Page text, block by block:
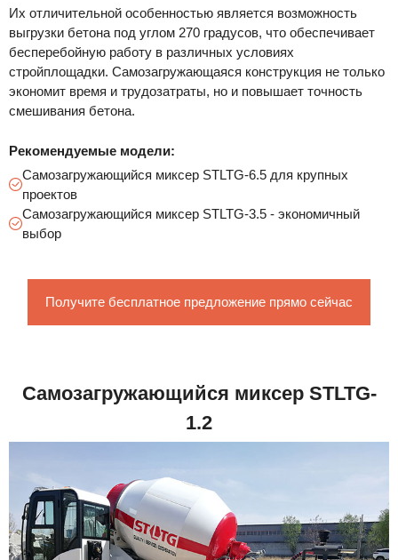
Их отличительной особенностью является возможность
выгрузки бетона под углом 270 градусов, что обеспечивает
бесперебойную работу в различных условиях
стройплощадки. Самозагружающаяся конструкция не только
экономит время и трудозатраты, но и повышает точность
смешивания бетона.
Рекомендуемые модели:
Самозагружающийся миксер STLTG-6.5 для крупных
проектов
Самозагружающийся миксер STLTG-3.5 - экономичный
выбор
Получите бесплатное предложение прямо сейчас
Самозагружающийся миксер STLTG-
1.2